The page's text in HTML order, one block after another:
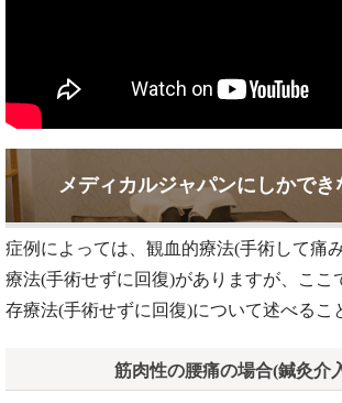
メディカルジャパンにしかで
症例によっては、観血的療法(手術して痛
療法(手術せずに回復)がありますが、ここ
存療法(手術せずに回復)について述べるこ
筋肉性の腰痛の場合(鍼灸介